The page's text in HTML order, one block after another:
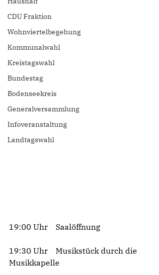
CDU Fraktion
Wohnviertelbegehung
Kommunalwahl
Kreistagswahl
Bundestag
Bodenseekreis
Generalversammlung
Infoveranstaltung
Landtagswahl
19:00 Uhr    Saalöffnung
19:30 Uhr    Musikstück durch die
Musikkapelle